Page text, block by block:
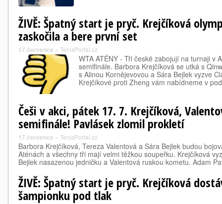
ŽIVĚ: Špatný start je pryč. Krejčíková
zaskočila a bere první set
17.července » TenisPortal.cz
WTA ATÉNY - Tři české zabojují na turnaji v
semifinále. Barbora Krejčíková se utká s
s Alinou Kornějevovou a Sára Bejlek vyzve
Krejčíkové proti Zheng vám nabídneme v
Češi v akci, pátek 17. 7. Krejčíková,
semifinále! Pavlásek zlomil prokletí
17.července » TenisPortal.cz
Barbora Krejčíková, Tereza Valentová a Sára Bejlek budou
Aténách a všechny tři mají velmi těžkou soupeřku. Krejčíková
Bejlek nasazenou jedničku a Valentová ruskou kometu. Adam
ŽIVĚ: Špatný start je pryč. Krejčíková
šampionku pod tlak